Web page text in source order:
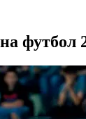
футбол